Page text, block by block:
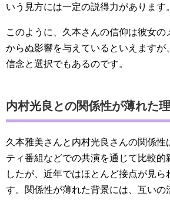
いう見方には一定の説得力があります。
このように、久本さんの信仰は彼女の
からぬ影響を与えているといえますが
信念と選択でもあるのです。
内村光良との関係性が薄れた
久本雅美さんと内村光良さんの関係性
ティ番組などでの共演を通じて比較的
したが、近年ではほとんど接点が見ら
す。関係性が薄れた背景には、互いの